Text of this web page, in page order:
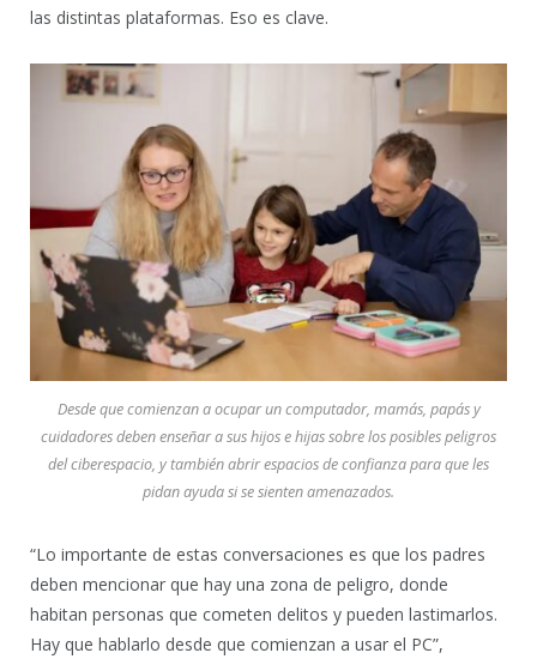
las distintas plataformas. Eso es clave.
Desde que comienzan a ocupar un computador, mamás, papás y
cuidadores deben enseñar a sus hijos e hijas sobre los posibles peligros
del ciberespacio, y también abrir espacios de confianza para que les
pidan ayuda si se sienten amenazados.
“Lo importante de estas conversaciones es que los padres
deben mencionar que hay una zona de peligro, donde
habitan personas que cometen delitos y pueden lastimarlos.
Hay que hablarlo desde que comienzan a usar el PC”,